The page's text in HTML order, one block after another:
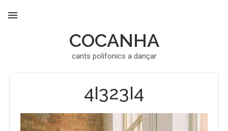
COCANHA
cants polifonics a dançar
4I323I4